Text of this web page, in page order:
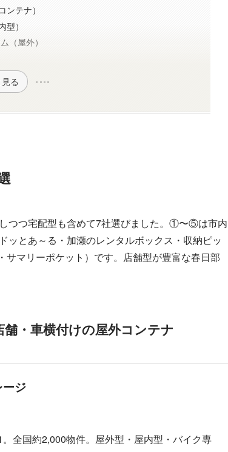
テナ）
）
（屋外）
る
つつ宅配型も含めて7社選びました。①〜⑤は市内
ッとあ～る・加瀬のレンタルボックス・収納ピッ
マリーポケット）です。店舗型が豊富な春日部
・車横付けの屋外コンテナ
ジ
全国約2,000物件。屋外型・屋内型・バイク専